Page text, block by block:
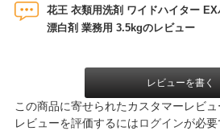
花王 衣類用洗剤 ワイドハイター
漂白剤 業務用 3.5kgのレビュー
レビューを書く
この商品に寄せられたカスタマーレビュ
レビューを評価するにはログインが必要